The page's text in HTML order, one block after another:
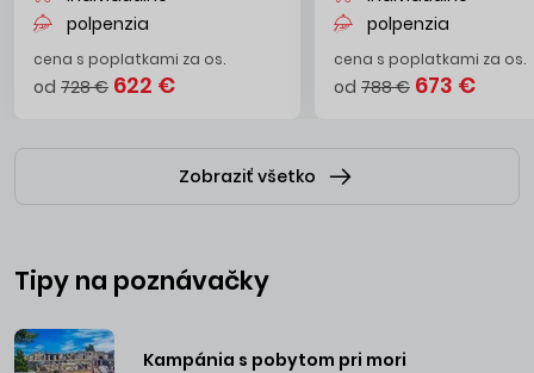
polpenzia
cena s poplatkami za os.
od 728 € 622 €
polpenzia
cena s poplatkami za os.
od 788 € 673 €
Zobraziť všetko
Tipy na poznávačky
Kampánia s pobytom pri mori